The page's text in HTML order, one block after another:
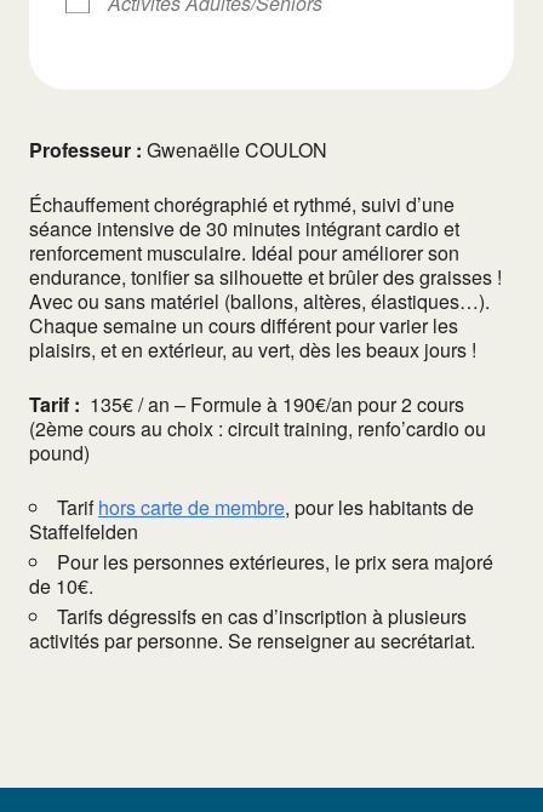
Professeur : Gwenaëlle COULON
Échauffement chorégraphié et rythmé, suivi d’une
séance intensive de 30 minutes intégrant cardio et
renforcement musculaire. Idéal pour améliorer son
endurance, tonifier sa silhouette et brûler des graisses !
Avec ou sans matériel (ballons, altères, élastiques…).
Chaque semaine un cours différent pour varier les
plaisirs, et en extérieur, au vert, dès les beaux jours !
Tarif : 135€ / an – Formule à 190€/an pour 2 cours
(2ème cours au choix : circuit training, renfo’cardio ou
pound)
Tarifhors carte de membre, pour les habitants de
Staffelfelden
Pour les personnes extérieures, le prix sera majoré
de 10€.
Tarifs dégressifs en cas d’inscription à plusieurs
activités par personne. Se renseigner au secrétariat.